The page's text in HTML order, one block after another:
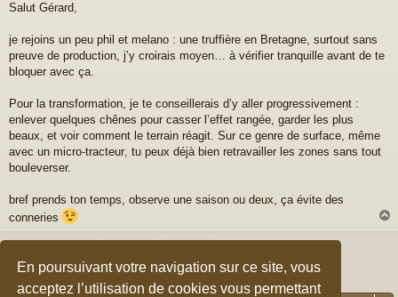
En poursuivant votre navigation sur ce site, vous
acceptez l’utilisation de cookies vous permettant
s
a
g
Salut Gérard,
je rejoins un peu phil et melano : une truffière en Bretagne, surtout sans
preuve de production, j’y croirais moyen… à vérifier tranquille avant de te
bloquer avec ça.
Pour la transformation, je te conseillerais d’y aller progressivement :
enlever quelques chênes pour casser l’effet rangée, garder les plus
beaux, et voir comment le terrain réagit. Sur ce genre de surface, même
avec un micro-tracteur, tu peux déjà bien retravailler les zones sans tout
bouleverser.
bref prends ton temps, observe une saison ou deux, ça évite des
conneries
7 messages • Page1sur1